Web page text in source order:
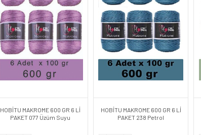
HOBİTU MAKROME 600 GR 6 Lİ
PAKET 077 Üzüm Suyu
HOBİTU MAKROME 600 GR 6 Lİ
PAKET 238 Petrol